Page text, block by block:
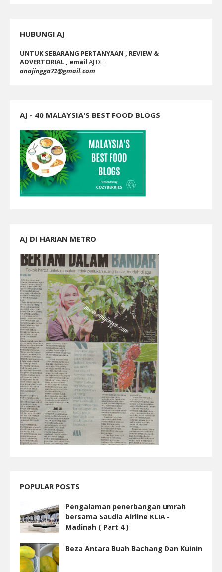
HUBUNGI AJ
UNTUK SEBARANG PERTANYAAN , REVIEW &
ADVERTORIAL , email AJ DI :
anajingga72@gmail.com
AJ - 40 MALAYSIA'S BEST FOOD BLOGS
AJ DI HARIAN METRO
POPULAR POSTS
Pengalaman penerbangan umrah
bersama Saudia Airline KLIA -
Madinah ( Part 4 )
Beza Antara Buah Bachang Dan Kuinin